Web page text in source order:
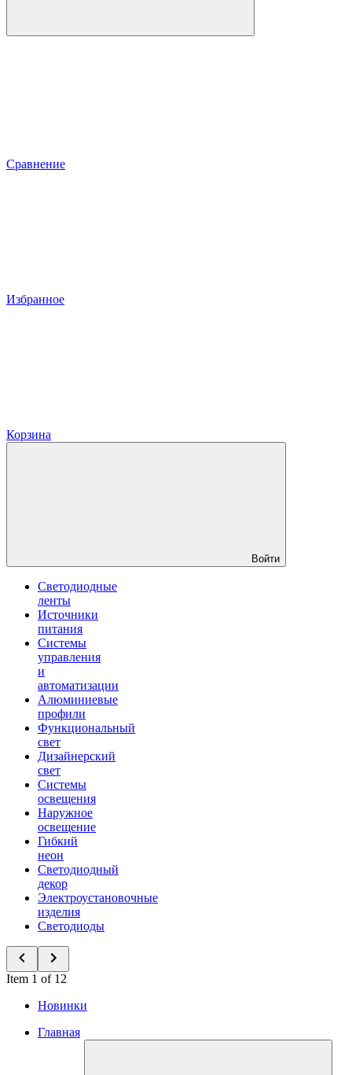
Сравнение
Избранное
Корзина
Войти
Светодиодные
ленты
Источники
питания
Системы
управления
и
автоматизации
Алюминиевые
профили
Функциональный
свет
Дизайнерский
свет
Системы
освещения
Наружное
освещение
Гибкий
неон
Светодиодный
декор
Электроустановочные
изделия
Светодиоды
Item 1 of 12
Новинки
Главная